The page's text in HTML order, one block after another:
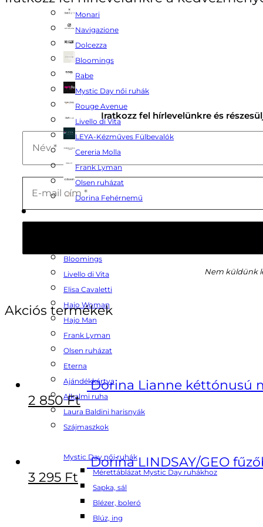
Monari
Navigazione
Dolcezza
Bloomings
Rabe
Mystic Day női ruhák
Rouge Avenue
Livello di Vita
LEYA-Kézműves Fülbevalók
Cereria Molla
Frank Lyman
Olsen ruházat
Dorina Fehérnemű
Bloomings
Livello di Vita
Elisa Cavaletti
Hajo Woman
Hajo Man
Frank Lyman
Olsen ruházat
Eterna
Ajándékkártya
Alkalmi ruha
Laura Baldini harisnyák
Szájmaszkok
Mystic Day női ruhák
Mérettáblázat Mystic Day ruhákhoz
Sapka, sál
Blézer, boleró
Blúz, ing
Iratkozz fel hírlevelünkre és
Nem küldünk
Akciós termékek
Dorina Lianne kéttónusú
2 850Ft
Dorina LINDSAY/GEO
3 295 Ft